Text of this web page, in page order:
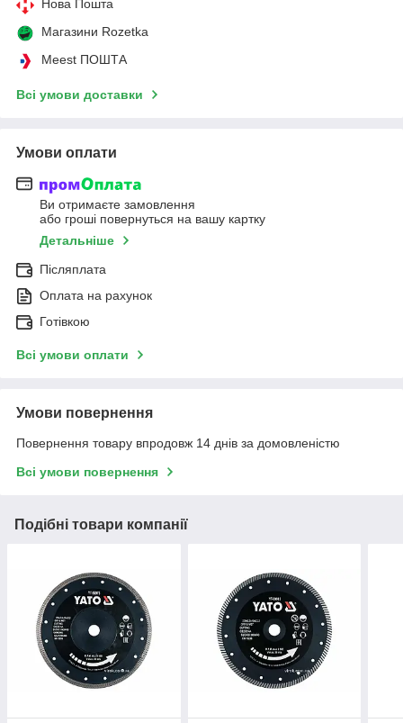
Нова Пошта
Магазини Rozetka
Meest ПОШТА
Всі умови доставки
Умови оплати
Ви отримаєте замовлення
або гроші повернуться на вашу картку
Детальніше
Післяплата
Оплата на рахунок
Готівкою
Всі умови оплати
Умови повернення
Повернення товару впродовж 14 днів за домовленістю
Всі умови повернення
Подібні товари компанії